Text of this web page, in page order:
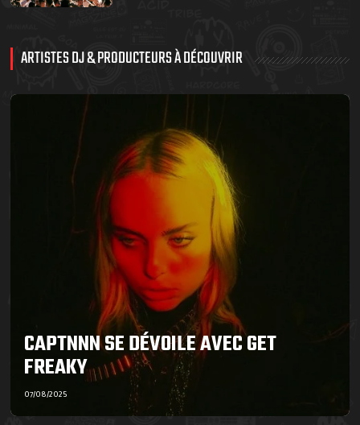
ARTISTES DJ & PRODUCTEURS À DÉCOUVRIR
CAPTNNN SE DÉVOILE AVEC GET
FREAKY
07/08/2025